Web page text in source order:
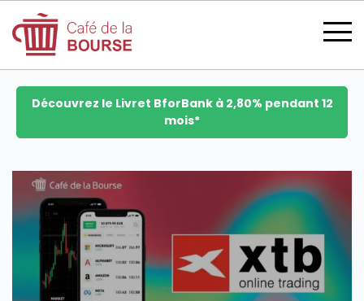
se connecter
devenir membre
Découvrez le Livret BforBank à 2,80% pendant 12
mois*